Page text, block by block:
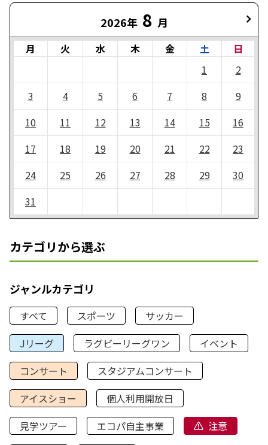
2026年 8 月
月 火 水 木 金 土
日
1
2
3
4 5 6 7 8
9
10
11 12 13 14 15
16
17
18 19 20 21 22
23
24
25 26 27 28 29
30
31
カテゴリから選ぶ
ジャンルカテゴリ
すべて スポーツ
サッカー
Jリーグ
ラグビーリーグワン
イベント
コンサート
スタジアムコンサート
アイスショー
個人利用開放日
見学ツアー
エコパ自主事業
注意